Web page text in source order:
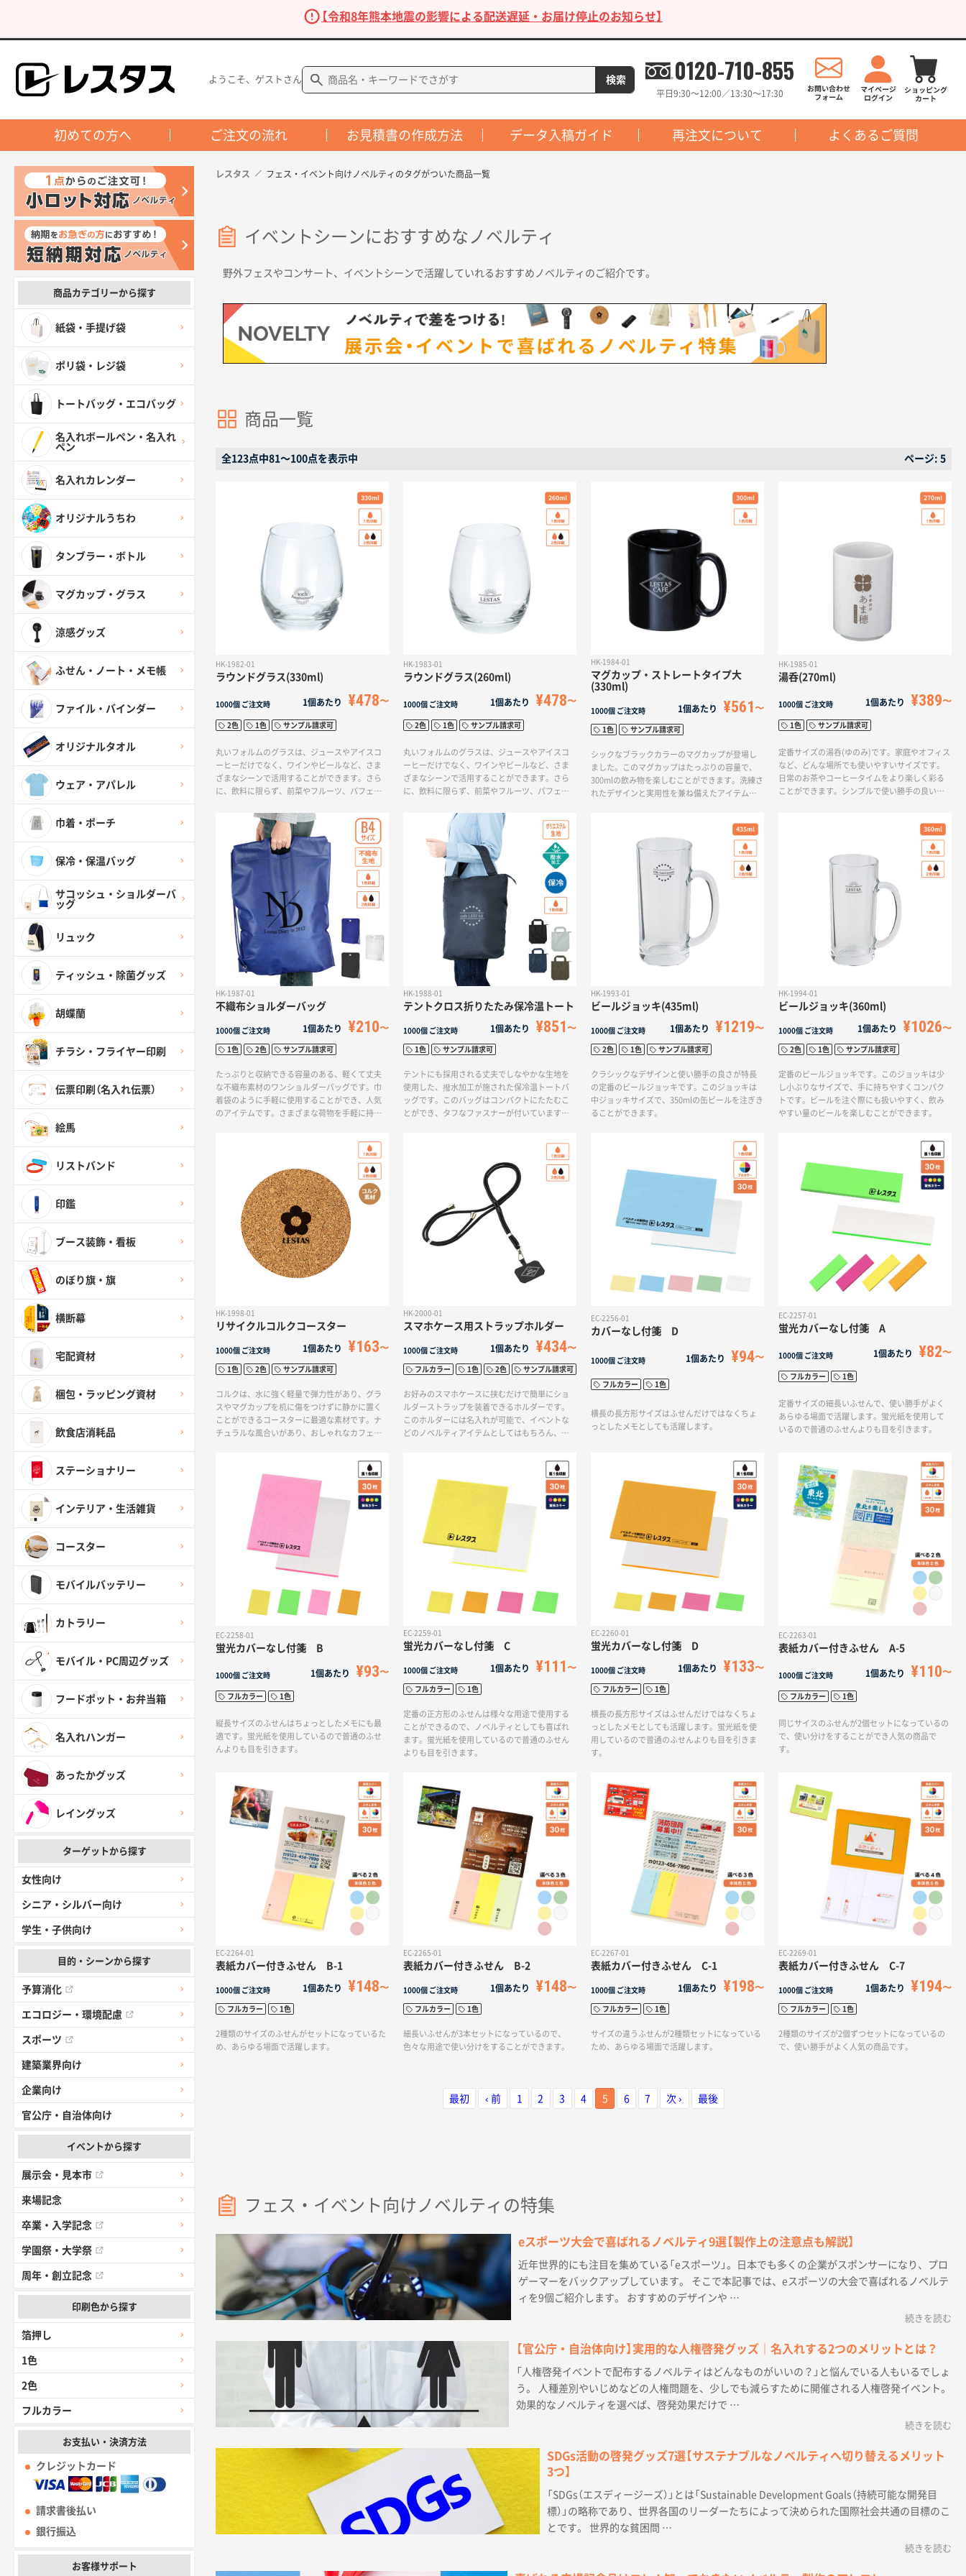
【令和8年熊本地震の影響による配送遅延・お届け停止のお知らせ】
ようこそ、ゲストさん 0120-710-855
平日9:30〜12:00／13:30〜17:30
初めての方へ ご注文の流れ お見積書の作成方法 データ入稿ガイド 再注文について よくあるご質問
商品カテゴリーから探す
紙袋・手提げ袋
ポリ袋・レジ袋
トートバッグ・エコバッグ
名入れボールペン・名入れ
ペン
名入れカレンダー
オリジナルうちわ
タンブラー・ボトル
マグカップ・グラス
涼感グッズ
ふせん・ノート・メモ帳
ファイル・バインダー
オリジナルタオル
ウェア・アパレル
巾着・ポーチ
保冷・保温バッグ
サコッシュ・ショルダーバ
ッグ
リュック
ティッシュ・除菌グッズ
胡蝶蘭
チラシ・フライヤー印刷
伝票印刷（名入れ伝票）
絵馬
リストバンド
印鑑
ブース装飾・看板
のぼり旗・旗
横断幕
宅配資材
梱包・ラッピング資材
飲食店消耗品
ステーショナリー
インテリア・生活雑貨
コースター
モバイルバッテリー
カトラリー
モバイル・PC周辺グッズ
フードポット・お弁当箱
名入れハンガー
あったかグッズ
レイングッズ
ターゲットから探す
女性向け
シニア・シルバー向け
学生・子供向け
目的・シーンから探す
予算消化
エコロジー・環境配慮
スポーツ
建築業界向け
企業向け
官公庁・自治体向け
イベントから探す
展示会・見本市
来場記念
卒業・入学記念
学園祭・大学祭
周年・創立記念
印刷色から探す
箔押し
1色
2色
フルカラー
お支払い・決済方法
クレジットカード
請求書後払い
銀行振込
お客様サポート
レスタス フェス・イベント向けノベルティのタグがついた商品一覧
イベントシーンにおすすめなノベルティ
野外フェスやコンサート、イベントシーンで活躍していれるおすすめノベルティのご紹介です。
商品一覧
全123点中81〜100点を表示中 ページ: 5
HK-1982-01
ラウンドグラス(330ml)
1000個 ご注文時 1個あたり ¥478
2色 1色 サンプル請求可
丸いフォルムのグラスは、ジュースやアイスコ
ーヒーだけでなく、ワインやビールなど、さま
ざまなシーンで活用することができます。さら
に、飲料に限らず、前菜やフルーツ、パフェな
できる汎用性の高いアイテムです。
HK-1983-01
ラウンドグラス(260ml)
1000個 ご注文時 1個あたり ¥478
2色 1色 サンプル請求可
丸いフォルムのグラスは、ジュースやアイスコ
ーヒーだけでなく、ワインやビールなど、さま
ざまなシーンで活用することができます。さら
に、飲料に限らず、前菜やフルーツ、パフェな
できる汎用性の高いアイテムです。
HK-1984-01
マグカップ・ストレートタイプ大
(330ml)
1000個 ご注文時 1個あたり ¥561
1色 サンプル請求可
シックなブラックカラーのマグカップが登場し
ました。このマグカップはたっぷりの容量で、
300mlの飲み物を楽しむことができます。洗練さ
れたデザインと実用性を兼ね備えたアイテムで
HK-1985-01
湯呑(270ml)
1000個 ご注文時 1個あたり ¥389
1色 サンプル請求可
定番サイズの湯呑(ゆのみ)です。家庭やオフィス
など、どんな場所でも使いやすいサイズです。
日常のお茶やコーヒータイムをより楽しく彩る
ことができます。シンプルで使い勝手の良いデ
HK-1987-01
不織布ショルダーバッグ
1000個 ご注文時 1個あたり ¥210
1色 2色 サンプル請求可
たっぷりと収納できる容量のある、軽くて丈夫
な不織布素材のワンショルダーバッグです。巾
着袋のように手軽に使用することができ、人気
のアイテムです。さまざまな荷物を手軽に持ち
HK-1988-01
テントクロス折りたたみ保冷温トート
1000個 ご注文時 1個あたり ¥851
1色 サンプル請求可
テントにも採用される丈夫でしなやかな生地を
使用した、撥水加工が施された保冷温トートバ
ッグです。このバッグはコンパクトにたたむこ
とができ、タフなファスナーが付いています。
に、ファスナーを閉じることで保冷・保温効果
がさらに向上します。このバッグはアウトドア
での使用はもちろん、ピクニックやキャンプな
どさまざまな場面で便利に活用できるアイテム
HK-1993-01
ビールジョッキ(435ml)
1000個 ご注文時 1個あたり ¥1219
2色 1色 サンプル請求可
クラシックなデザインと使い勝手の良さが特長
の定番のビールジョッキです。このジョッキは
中ジョッキサイズで、350mlの缶ビールを注ぎき
ることができます。
HK-1994-01
ビールジョッキ(360ml)
1000個 ご注文時 1個あたり ¥1026
2色 1色 サンプル請求可
定番のビールジョッキです。このジョッキは少
し小ぶりなサイズで、手に持ちやすくコンパク
トです。ビールを注ぐ際にも扱いやすく、飲み
やすい量のビールを楽しむことができます。
HK-1998-01
リサイクルコルクコースター
1000個 ご注文時 1個あたり ¥163
1色 2色 サンプル請求可
コルクは、水に強く軽量で弾力性があり、グラ
スやマグカップを机に傷をつけずに静かに置く
ことができるコースターに最適な素材です。ナ
チュラルな風合いがあり、おしゃれなカフェや
オリジナルのグッズや記念品として活用するこ
ともできます。さらに、リサイクルコースター
はSDGsに貢献するノベルティアイテムとして注
目されています。これはホテルやレストランか
ら回収されたワインコルクを障がいを持つ方々
によって選別・洗浄され、コルク工場でシート
状に成型・加熱殺菌されたリサイクル品です。
で環境に配慮し、さらに障がい者の自立支援を
応援するエシカルなアイテムです。SDGsに取り
組む企業や環境に配慮した企画やキャンペーン
におすすめのノベルティアイテムです。
HK-2000-01
スマホケース用ストラップホルダー
1000個 ご注文時 1個あたり ¥434
フルカラー 1色 2色 サンプル請求可
お好みのスマホケースに挟むだけで簡単にショ
ルダーストラップを装着できるホルダーです。
このホルダーには名入れが可能で、イベントな
どのノベルティアイテムとしてはもちろん、オ
しい日常やアクティブなシーンでも便利です。
自社のロゴやメッセージを入れることで、ブラ
ンドのプロモーションやイベントの思い出に残
るアイテムとなります。オリジナリティを追求
したアイテムで、人気と実用性を兼ね備えた商
品です。
EC-2256-01
カバーなし付箋 D
1000個 ご注文時 1個あたり ¥94
フルカラー 1色
横長の長方形サイズはふせんだけではなくちょ
っとしたメモとしても活躍します。
EC-2257-01
蛍光カバーなし付箋 A
1000個 ご注文時 1個あたり ¥82
フルカラー 1色
定番サイズの細長いふせんで、使い勝手がよく
あらゆる場面で活躍します。蛍光紙を使用して
いるので普通のふせんよりも目を引きます。
EC-2258-01
蛍光カバーなし付箋 B
1000個 ご注文時 1個あたり ¥93
フルカラー 1色
縦長サイズのふせんはちょっとしたメモにも最
適です。蛍光紙を使用しているので普通のふせ
んよりも目を引きます。
EC-2259-01
蛍光カバーなし付箋 C
1000個 ご注文時 1個あたり ¥111
フルカラー 1色
定番の正方形のふせんは様々な用途で使用する
ことができるので、ノベルティとしても喜ばれ
ます。蛍光紙を使用しているので普通のふせん
よりも目を引きます。
EC-2260-01
蛍光カバーなし付箋 D
1000個 ご注文時 1個あたり ¥133
フルカラー 1色
横長の長方形サイズはふせんだけではなくちょ
っとしたメモとしても活躍します。蛍光紙を使
用しているので普通のふせんよりも目を引きま
す。
EC-2263-01
表紙カバー付きふせん A-5
1000個 ご注文時 1個あたり ¥110
フルカラー 1色
同じサイスのふせんが2個セットになっているの
で、使い分けをすることができ人気の商品で
す。
EC-2264-01
表紙カバー付きふせん B-1
1000個 ご注文時 1個あたり ¥148
フルカラー 1色
2種類のサイズのふせんがセットになっているた
め、あらゆる場面で活躍します。
EC-2265-01
表紙カバー付きふせん B-2
1000個 ご注文時 1個あたり ¥148
フルカラー 1色
細長いふせんが3本セットになっているので、
色々な用途で使い分けをすることができます。
EC-2267-01
表紙カバー付きふせん C-1
1000個 ご注文時 1個あたり ¥198
フルカラー 1色
サイズの違うふせんが2種類セットになっている
ため、あらゆる場面で活躍します。
EC-2269-01
表紙カバー付きふせん C-7
1000個 ご注文時 1個あたり ¥194
フルカラー 1色
2種類のサイズが2個ずつセットになっているの
で、使い勝手がよく人気の商品です。
最初 ‹ 前 1 2 3 4 5 6 7 次 › 最後
フェス・イベント向けノベルティの特集
eスポーツ大会で喜ばれるノベルティ9選【製作上の注意点も解説】
近年世界的にも注目を集めている「eスポーツ」。日本でも多くの企業がスポンサーになり、プロ
ゲーマーをバックアップしています。 そこで本記事では、eスポーツの大会で喜ばれるノベルテ
ィを9個ご紹介します。 おすすめのデザインや …
続きを読む
【官公庁・自治体向け】実用的な人権啓発グッズ｜名入れする2つのメリットとは？
「人権啓発イベントで配布するノベルティはどんなものがいいの？」と悩んでいる人もいるでしょ
う。 人種差別やいじめなどの人権問題を、少しでも減らすために開催される人権啓発イベント。
効果的なノベルティを選べば、啓発効果だけで …
続きを読む
SDGs活動の啓発グッズ7選【サステナブルなノベルティへ切り替えるメリット
3つ】
「SDGs（エスディージーズ）」とは「Sustainable Development Goals（持続可能な開発目
標）」の略称であり、世界各国のリーダーたちによって決められた国際社会共通の目標のこ
とです。 世界的な貧困問 …
続きを読む